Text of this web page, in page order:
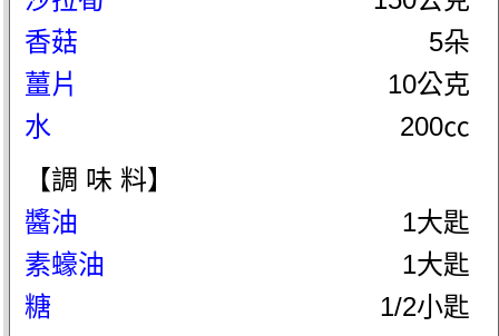
香菇
5朵
薑片
10公克
水
200㏄
【調 味 料】
醬油
1大匙
素蠔油
1大匙
糖
1/2小匙